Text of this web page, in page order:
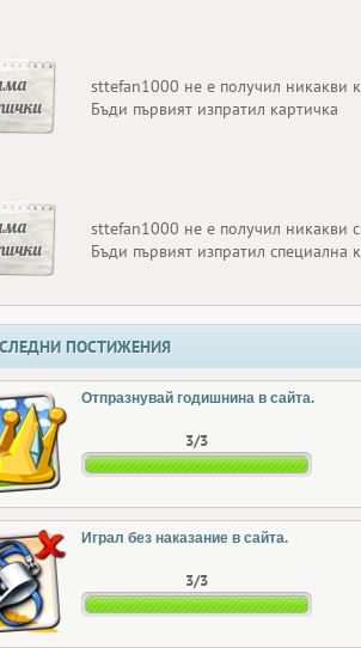
sttefan1000 не е получил никакви
Бъди първият изпратил картичка
sttefan1000 не е получил никакви
Бъди първият изпратил специална
ПОСТИЖЕНИЯ
Отпразнувай годишнина в сайта.
3/3
Играл без наказание в сайта.
3/3